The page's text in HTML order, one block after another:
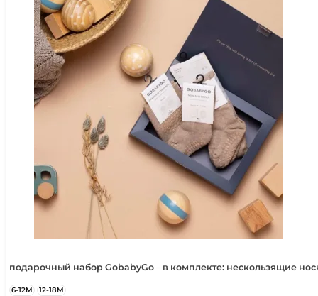
подарочный набор GobabyGo – в комплекте: нескользящие
6-12М 12-18М